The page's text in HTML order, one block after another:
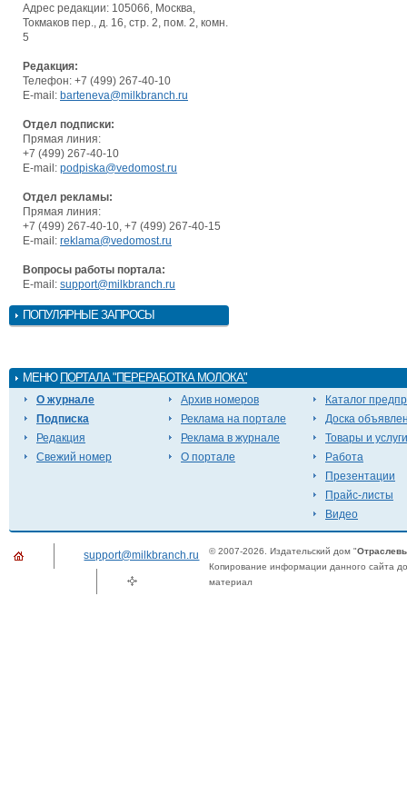
Адрес редакции: 105066, Москва,
Токмаков пер., д. 16, стр. 2, пом. 2, комн.
5
Редакция:
Телефон: +7 (499) 267-40-10
E-mail: barteneva@milkbranch.ru
Отдел подписки:
Прямая линия:
+7 (499) 267-40-10
E-mail: podpiska@vedomost.ru
Отдел рекламы:
Прямая линия:
+7 (499) 267-40-10, +7 (499) 267-40-15
E-mail: reklama@vedomost.ru
Вопросы работы портала:
E-mail: support@milkbranch.ru
ПОПУЛЯРНЫЕ ЗАПРОСЫ
МЕНЮ ПОРТАЛА "ПЕРЕРАБОТКА МОЛОКА"
О журнале
Подписка
Редакция
Свежий номер
Архив номеров
Реклама на портале
Реклама в журнале
О портале
Каталог
Доска
Товары и услуги
Работа
Презентации
Прайс-листы
Видео
support@milkbranch.ru © 2007-2026. Издательский дом "
Копирование информации данного сайта
материал